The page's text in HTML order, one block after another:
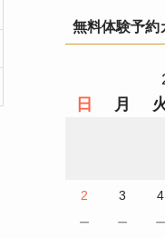
無料体験予約
日
月
2
－
3
－
4
－